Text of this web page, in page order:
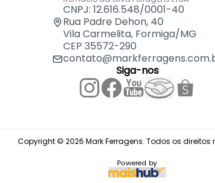
CNPJ: 12.616.548/0001-40
Rua Padre Dehon, 40
Vila Carmelita, Formiga/MG
CEP 35572-290
Siga-nos
Copyright © 2026 Mark Ferragens. Todos os direitos
Powered by